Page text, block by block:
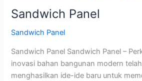
Sandwich Panel
Sandwich Panel
Sandwich Panel Sandwich Panel –
inovasi bahan bangunan modern
menghasilkan ide-ide baru untuk